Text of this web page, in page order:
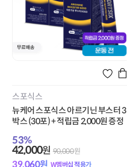
스포식스
뉴케어 스포식스 아르기닌 부스터 3
박스 (30포) + 적립금 2,000원 증정
53%
42,000원 90,000원
39,060원 W멤버십 적용가